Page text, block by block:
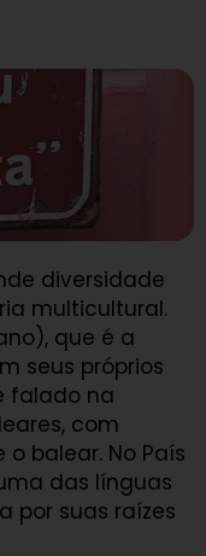
diversidade
multicultural.
que é a
seus próprios
falado na
com
balear. No País
das línguas
por suas raízes